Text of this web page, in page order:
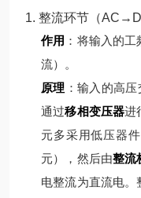
1. 整流环节（
作用 ：将输入的
流）。
原理 ： 输入的高压
通过移相变压器进
元多采用低压器
元），然后由整流
电整流为直流电。